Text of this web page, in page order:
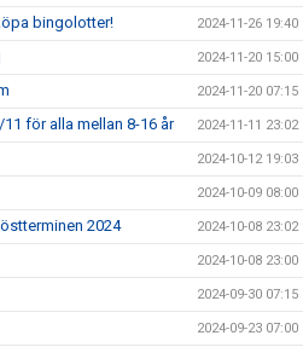
bingolotter! 2024-11-26 19:40
2024-11-20 15:00
2024-11-20 07:15
för alla mellan 8-16 år 2024-11-11 23:02
2024-10-12 19:03
2024-10-09 08:00
2024 2024-10-08 23:02
2024-10-08 23:00
2024-09-30 07:15
2024-09-23 07:00